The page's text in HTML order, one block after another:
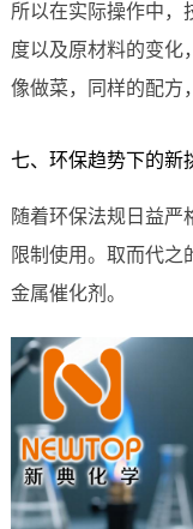
所以在实际操作中，
度以及原材料的变化
像做菜，同样的配方
七、环保趋势下的新
随着环保法规日益严
限制使用。取而代之
金属催化剂。